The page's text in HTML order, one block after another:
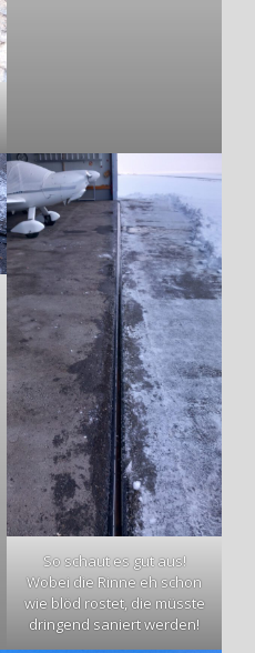
So schaut es gut aus!
Wobei die Rinne eh schon
wie blöd rostet, die müsste
dringend saniert werden!